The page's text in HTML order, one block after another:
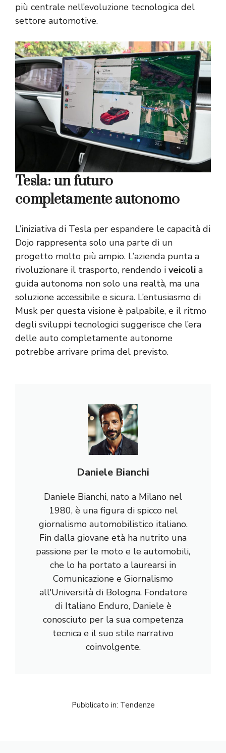
più centrale nell’evoluzione tecnologica del
settore automotive.
Tesla: un futuro
completamente autonomo
L’iniziativa di Tesla per espandere le capacità di
Dojo rappresenta solo una parte di un
progetto molto più ampio. L’azienda punta a
rivoluzionare il trasporto, rendendo i veicoli a
guida autonoma non solo una realtà, ma una
soluzione accessibile e sicura. L’entusiasmo di
Musk per questa visione è palpabile, e il ritmo
degli sviluppi tecnologici suggerisce che l’era
delle auto completamente autonome
potrebbe arrivare prima del previsto.
Daniele Bianchi
Daniele Bianchi, nato a Milano nel
1980, è una figura di spicco nel
giornalismo automobilistico italiano.
Fin dalla giovane età ha nutrito una
passione per le moto e le automobili,
che lo ha portato a laurearsi in
Comunicazione e Giornalismo
all'Università di Bologna. Fondatore
di Italiano Enduro, Daniele è
conosciuto per la sua competenza
tecnica e il suo stile narrativo
coinvolgente.
Pubblicato in: Tendenze